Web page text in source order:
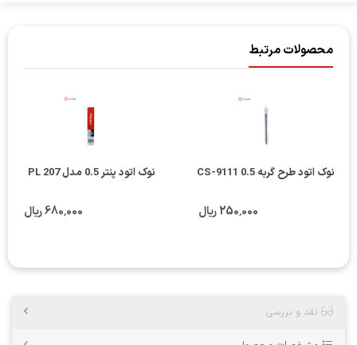
محصولات مرتبط
نوک اتود طرح گربه CS-9111 0.5
250٬000 ریال
نوک اتود پنتر 0.5 مدل PL 207
680٬000 ریال
نقد و بررسی